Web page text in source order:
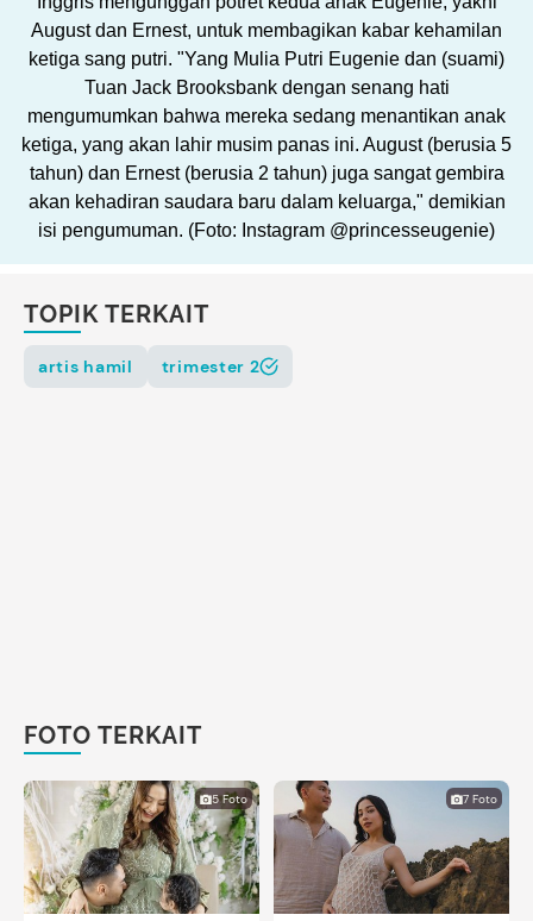
August dan Ernest, untuk membagikan kabar kehamilan
ketiga sang putri. "Yang Mulia Putri Eugenie dan (suami)
Tuan Jack Brooksbank dengan senang hati
mengumumkan bahwa mereka sedang menantikan anak
ketiga, yang akan lahir musim panas ini. August (berusia 5
tahun) dan Ernest (berusia 2 tahun) juga sangat gembira
akan kehadiran saudara baru dalam keluarga," demikian
isi pengumuman. (Foto: Instagram @princesseugenie)
TOPIK TERKAIT
artis hamil trimester 2
FOTO TERKAIT
5 Foto 7 Foto